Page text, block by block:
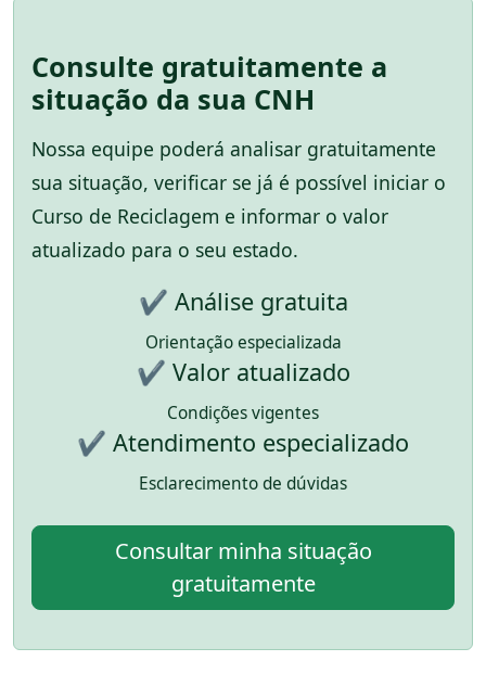
Consulte gratuitamente a
situação da sua CNH
Nossa equipe poderá analisar gratuitamente
sua situação, verificar se já é possível iniciar o
Curso de Reciclagem e informar o valor
atualizado para o seu estado.
✔ Análise gratuita
Orientação especializada
✔ Valor atualizado
Condições vigentes
✔ Atendimento especializado
Esclarecimento de dúvidas
Consultar minha situação
gratuitamente